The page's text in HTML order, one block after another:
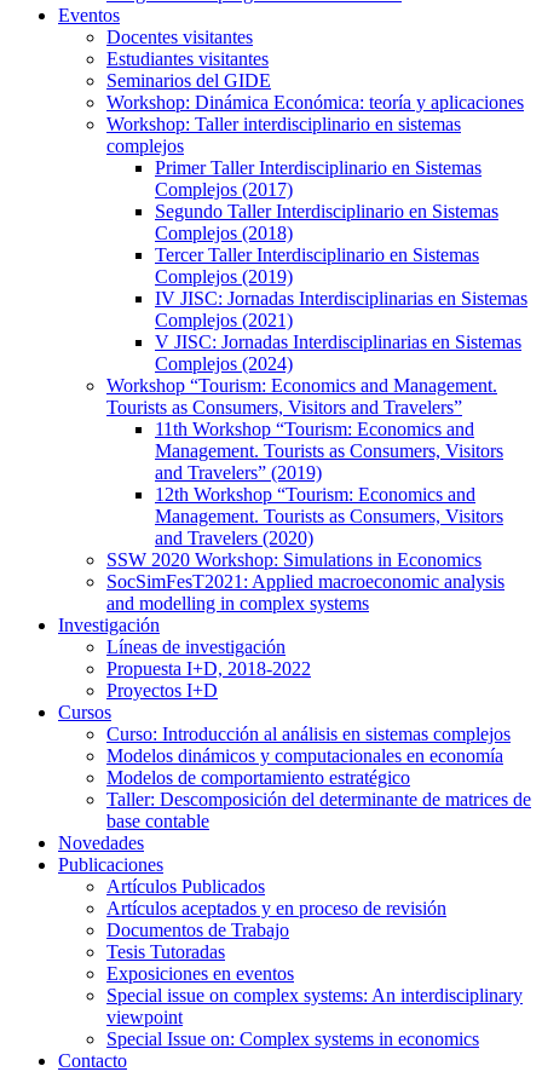
Eventos
Docentes visitantes
Estudiantes visitantes
Seminarios del GIDE
Workshop: Dinámica Económica: teoría y aplicaciones
Workshop: Taller interdisciplinario en sistemas
complejos
Primer Taller Interdisciplinario en Sistemas
Complejos (2017)
Segundo Taller Interdisciplinario en Sistemas
Complejos (2018)
Tercer Taller Interdisciplinario en Sistemas
Complejos (2019)
IV JISC: Jornadas Interdisciplinarias en Sistemas
Complejos (2021)
V JISC: Jornadas Interdisciplinarias en Sistemas
Complejos (2024)
Workshop “Tourism: Economics and Management.
Tourists as Consumers, Visitors and Travelers”
11th Workshop “Tourism: Economics and
Management. Tourists as Consumers, Visitors
and Travelers” (2019)
12th Workshop “Tourism: Economics and
Management. Tourists as Consumers, Visitors
and Travelers (2020)
SSW 2020 Workshop: Simulations in Economics
SocSimFesT2021: Applied macroeconomic analysis
and modelling in complex systems
Investigación
Líneas de investigación
Propuesta I+D, 2018-2022
Proyectos I+D
Cursos
Curso: Introducción al análisis en sistemas complejos
Modelos dinámicos y computacionales en economía
Modelos de comportamiento estratégico
Taller: Descomposición del determinante de matrices de
base contable
Novedades
Publicaciones
Artículos Publicados
Artículos aceptados y en proceso de revisión
Documentos de Trabajo
Tesis Tutoradas
Exposiciones en eventos
Special issue on complex systems: An interdisciplinary
viewpoint
Special Issue on: Complex systems in economics
Contacto